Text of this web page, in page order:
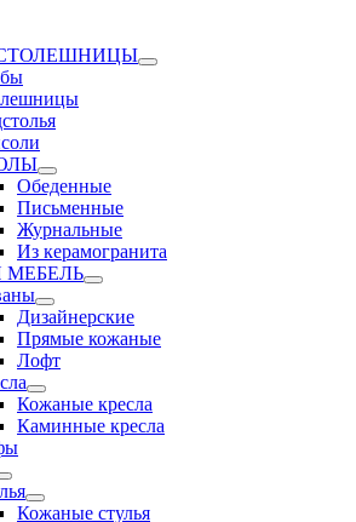
Обеденные
Письменные
Журнальные
Из керамогранита
МЕБЕЛЬ
Дизайнерские
Прямые кожаные
Лофт
Кожаные кресла
Каминные кресла
Кожаные стулья